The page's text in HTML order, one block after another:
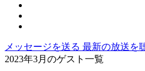
メッセージを送る 最新の放送を
2023年3月のゲスト一覧